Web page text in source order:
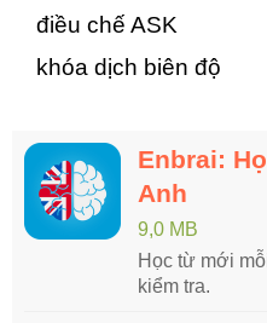
điều chế ASK
khóa dịch biên độ
Enbrai:
Anh
9,0 MB
Học từ mới
kiểm tra.